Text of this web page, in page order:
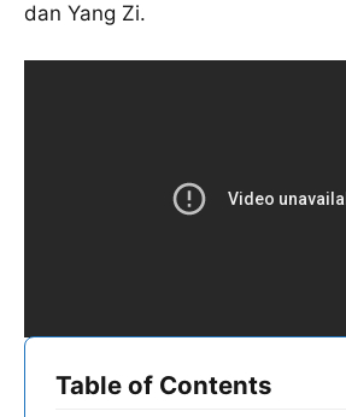
dan Yang Zi.
Table of Contents